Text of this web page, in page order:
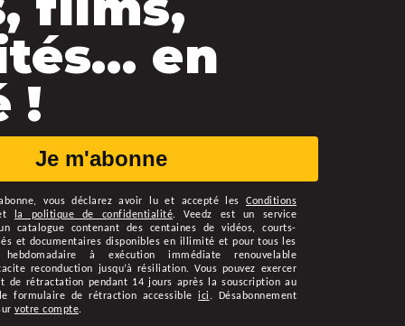
en
!
Je m'abonne
, vous déclarez avoir lu et accepté lesConditions
la politique de confidentialité.Veedz est un service
catalogue contenant des centaines de vidéos, courts-
et documentaires disponibles en illimité et pour tous les
hebdomadaire à exécution immédiate renouvelable
reconduction jusqu’à résiliation. Vous pouvez exercer
de rétractation pendant 14 jours après la souscription au
formulaire de rétraction accessibleici. Désabonnement
votre compte.